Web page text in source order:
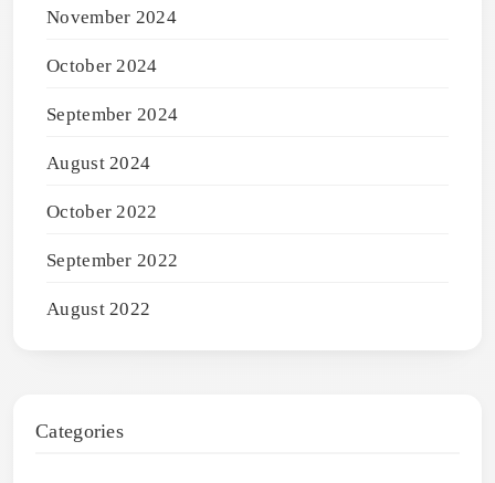
November 2024
October 2024
September 2024
August 2024
October 2022
September 2022
August 2022
Categories